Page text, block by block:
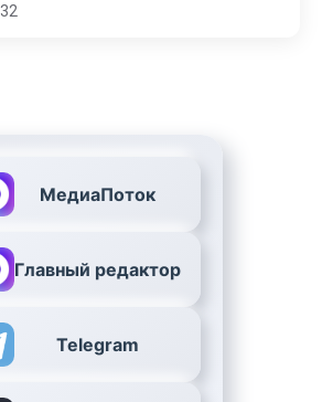
32
МедиаПоток
Главный редактор
Telegram